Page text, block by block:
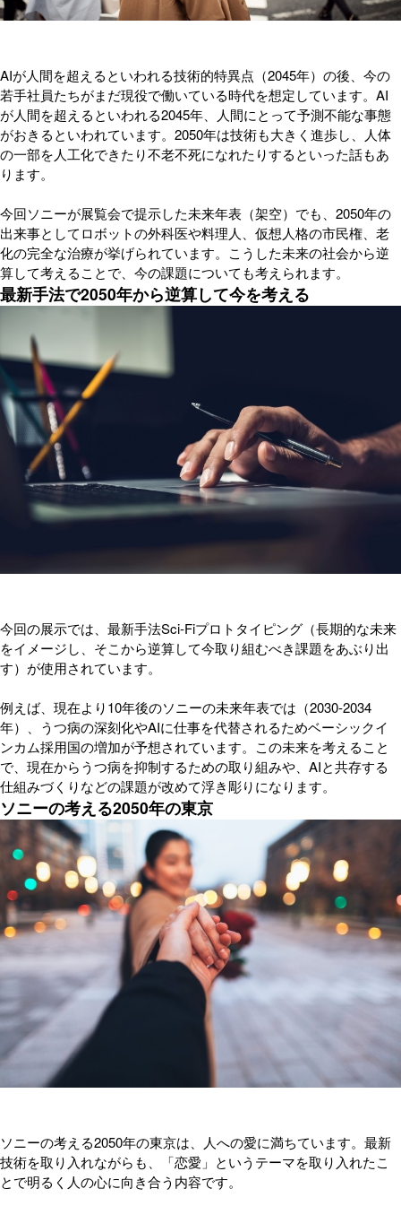
AIが人間を超えるといわれる技術的特異点（2045年）の後、今の
若手社員たちがまだ現役で働いている時代を想定しています。AI
が人間を超えるといわれる2045年、人間にとって予測不能な事態
がおきるといわれています。2050年は技術も大きく進歩し、人体
の一部を人工化できたり不老不死になれたりするといった話もあ
ります。
今回ソニーが展覧会で提示した未来年表（架空）でも、2050年の
出来事としてロボットの外科医や料理人、仮想人格の市民権、老
化の完全な治療が挙げられています。こうした未来の社会から逆
算して考えることで、今の課題についても考えられます。
最新手法で2050年から逆算して今を考える
今回の展示では、最新手法Sci-Fiプロトタイピング（長期的な未来
をイメージし、そこから逆算して今取り組むべき課題をあぶり出
す）が使用されています。
例えば、現在より10年後のソニーの未来年表では（2030-2034
年）、うつ病の深刻化やAIに仕事を代替されるためベーシックイ
ンカム採用国の増加が予想されています。この未来を考えること
で、現在からうつ病を抑制するための取り組みや、AIと共存する
仕組みづくりなどの課題が改めて浮き彫りになります。
ソニーの考える2050年の東京
ソニーの考える2050年の東京は、人への愛に満ちています。最新
技術を取り入れながらも、「恋愛」というテーマを取り入れたこ
とで明るく人の心に向き合う内容です。